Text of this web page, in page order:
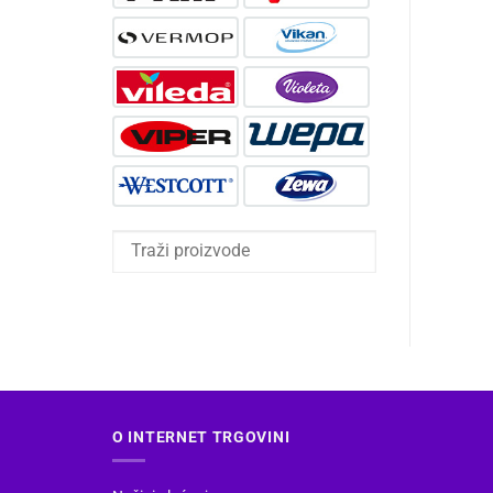
O INTERNET TRGOVINI